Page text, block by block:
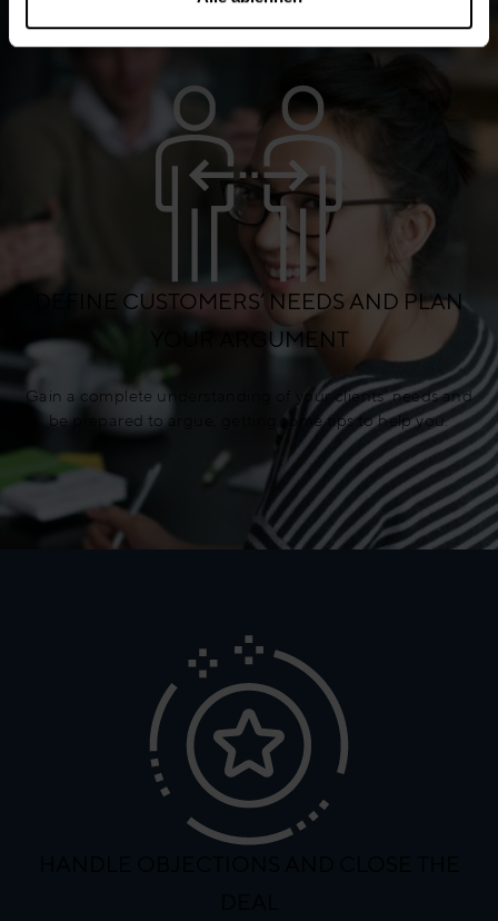
DEFINE CUSTOMERS’ NEEDS AND PLAN
YOUR ARGUMENT
Gain a complete understanding of your clients’ needs and
be prepared to argue, getting some tips to help you.